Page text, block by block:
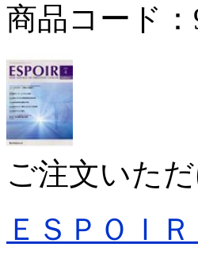
商品コード：
ご注文いた
ＥＳＰＯＩ